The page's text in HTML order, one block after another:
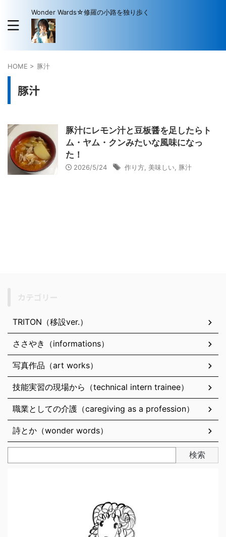
Wonder Wards☆修羅の小路を独り歩く
HOME > 豚汁
豚汁
豚汁にレモン汁と豆板醤を足したらト
ム・ヤム・クンみたいな風味になっ
た！
2026/5/24 作り方 美味しい 豚汁
TRITON（移設ver.）
ささやき（informations）
写真作品（art works）
技能実習の現場から（technical intern trainee）
職業としての介護（caregiving as a profession）
詩とか（wonder words）
検索